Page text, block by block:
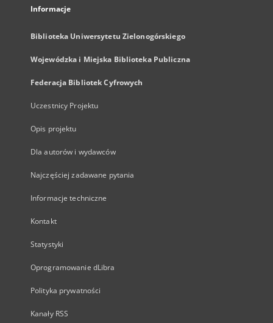
Informacje
Biblioteka Uniwersytetu Zielonogórskiego
Wojewódzka i Miejska Biblioteka Publiczna
Federacja Bibliotek Cyfrowych
Uczestnicy Projektu
Opis projektu
Dla autorów i wydawców
Najczęściej zadawane pytania
Informacje techniczne
Kontakt
Statystyki
Oprogramowanie dLibra
Polityka prywatności
Kanały RSS